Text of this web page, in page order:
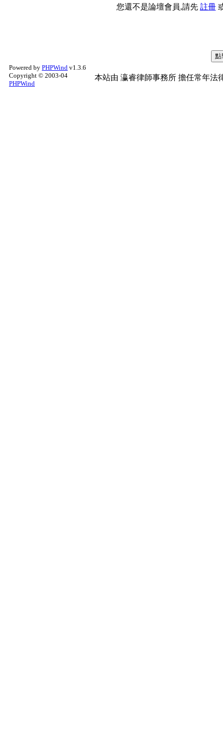
您還不是論壇會員,請先 註冊
Powered by PHPWind v1.3.6
Copyright © 2003-04
PHPWind
本站由 瀛睿律師事務所 擔任常年法